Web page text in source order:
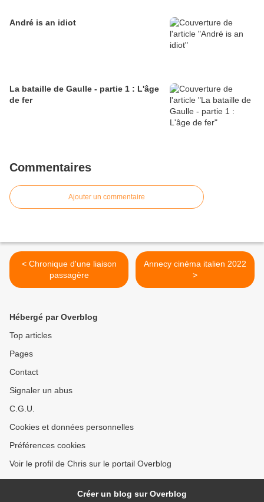
André is an idiot
La bataille de Gaulle - partie 1 : L'âge
de fer
Commentaires
Ajouter un commentaire
< Chronique d'une liaison
passagère
Annecy cinéma italien 2022
>
Hébergé par Overblog
Top articles
Pages
Contact
Signaler un abus
C.G.U.
Cookies et données personnelles
Préférences cookies
Voir le profil de Chris sur le portail Overblog
Créer un blog sur Overblog